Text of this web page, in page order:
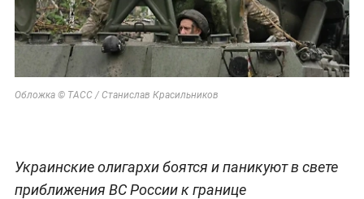
Обложка © ТАСС / Станислав Красильников
Украинские олигархи боятся и паникуют в свете
приближения ВС России к границе